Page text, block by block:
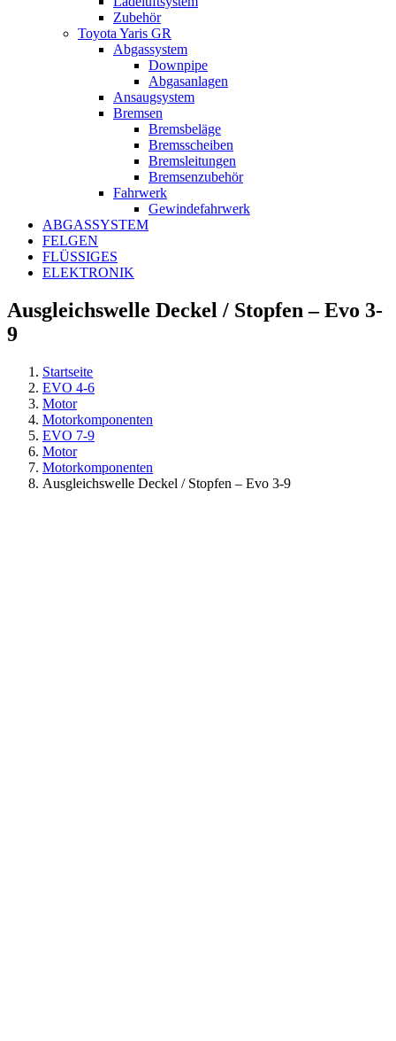
Zubehör
Toyota Yaris GR
Abgassystem
Downpipe
Abgasanlagen
Ansaugsystem
Bremsen
Bremsbeläge
Bremsscheiben
Bremsleitungen
Bremsenzubehör
Fahrwerk
Gewindefahrwerk
ABGASSYSTEM
FELGEN
FLÜSSIGES
ELEKTRONIK
Ausgleichswelle Deckel / Stopfen – Evo 3-
9
Startseite
EVO 4-6
Motor
Motorkomponenten
EVO 7-9
Motor
Motorkomponenten
Ausgleichswelle Deckel / Stopfen – Evo 3-9